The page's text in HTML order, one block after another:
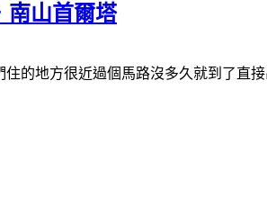
南山首爾塔
的地方很近過個馬路沒多久就到了直